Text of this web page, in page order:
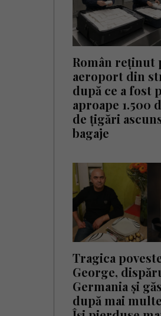
Român reținut
aeroport din
după ce a fost
aproape 1.500
de țigări
bagaje
Tragica
George,
Germania și
după mai